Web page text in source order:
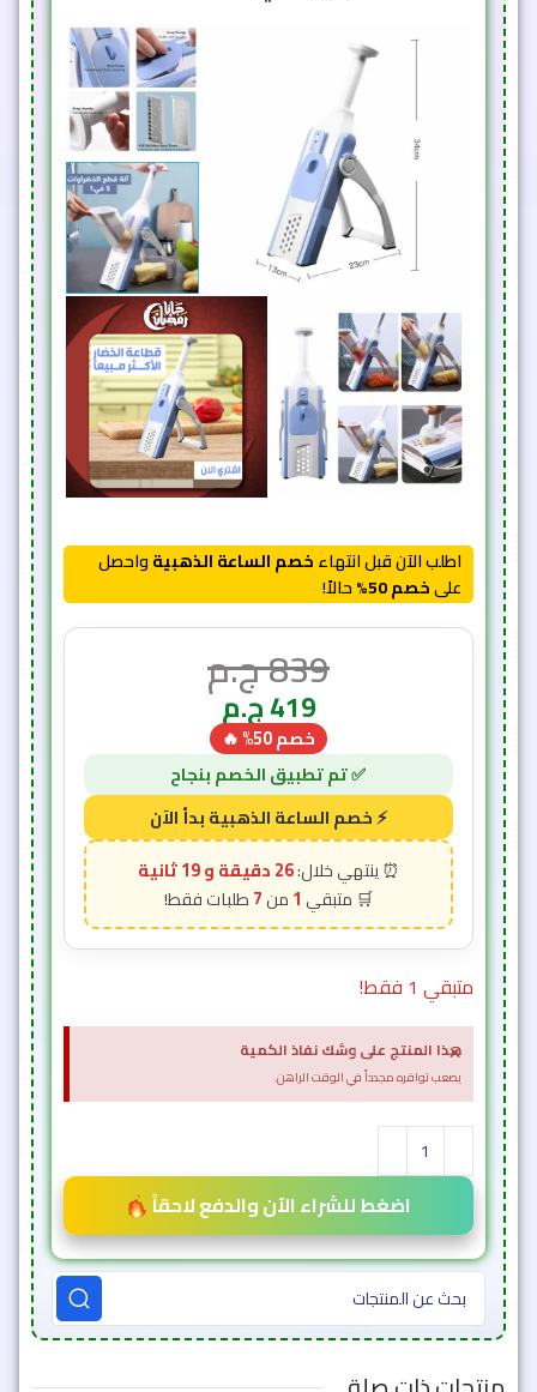
اطلب الآن قبل انتهاءخصم الساعة الذهبيةواحصل
علىخصم 50% حالاً!
839ج.م
419ج.م
خصم 50% 🔥
26 دقيقة و 17 ثانية
1
7
متبقي 1 فقط!
هذا المنتج على وشك نفاذ الكمية
يصعب توافره مجدداً في الوقت الراهن.
×
اضغط للشراء الآن والدفع لاحقاً